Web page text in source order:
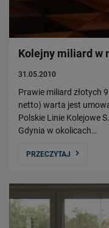
Kolejny miliard w
31.05.2010
Prawie miliard złotych
netto) warta jest
Polskie Linie Kolejowe
Gdynia w okolicach…
PRZECZYTAJ